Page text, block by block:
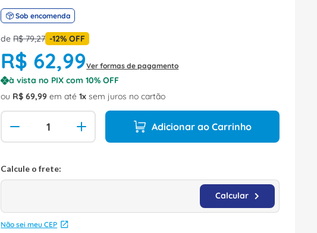
Sob encomenda
deR$ 79,27 -12% OFF
R$ 62,99Ver formas de pagamento
à vista no PIX com10% OFF
ou R$ 69,99 em até1 sem juros no cartão
Adicionar ao Carrinho
Não sei meu CEP